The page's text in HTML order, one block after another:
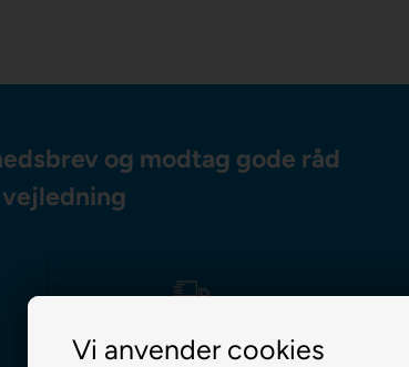
Vi anvender cookies
og modtag gode råd